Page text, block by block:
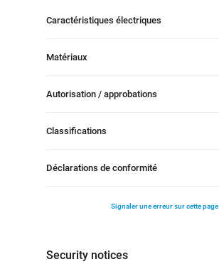
Caractéristiques électriques
Matériaux
Autorisation / approbations
Classifications
Déclarations de conformité
Signaler une erreur sur cette page
Security notices